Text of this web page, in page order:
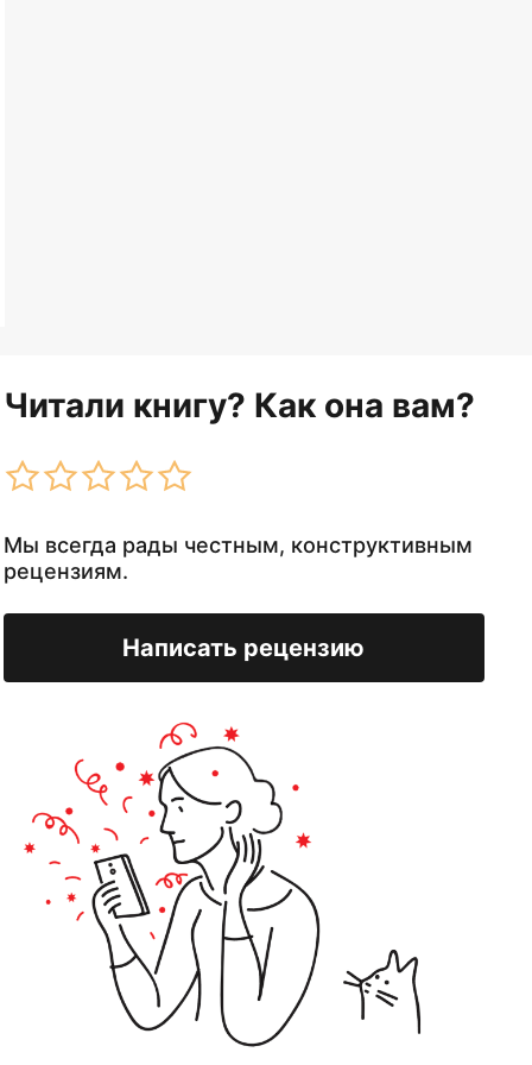
Читали книгу? Как она вам?
Мы всегда рады честным, конструктивным
рецензиям.
Написать рецензию